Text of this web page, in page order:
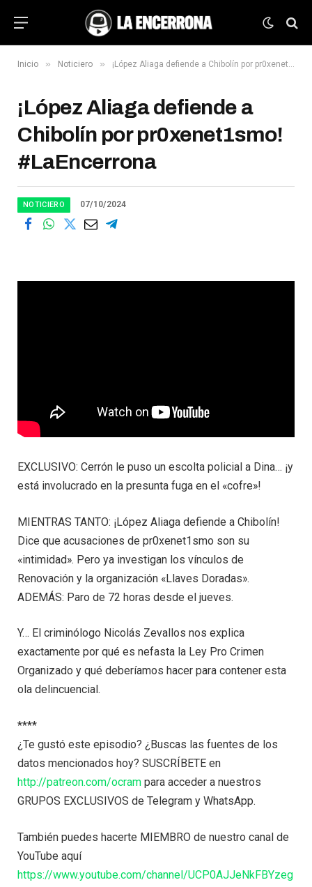
Inicio » Noticiero » ¡López Aliaga defiende a Chibolín por pr0xenet1smo! #LaEncerrona
¡López Aliaga defiende a
Chibolín por pr0xenet1smo!
#LaEncerrona
NOTICIERO 07/10/2024
EXCLUSIVO: Cerrón le puso un escolta policial a Dina… ¡y
está involucrado en la presunta fuga en el «cofre»!
MIENTRAS TANTO: ¡López Aliaga defiende a Chibolín!
Dice que acusaciones de pr0xenet1smo son su
«intimidad». Pero ya investigan los vínculos de
Renovación y la organización «Llaves Doradas».
ADEMÁS: Paro de 72 horas desde el jueves.
Y… El criminólogo Nicolás Zevallos nos explica
exactamente por qué es nefasta la Ley Pro Crimen
Organizado y qué deberíamos hacer para contener esta
ola delincuencial.
****
¿Te gustó este episodio? ¿Buscas las fuentes de los
datos mencionados hoy? SUSCRÍBETE en
http://patreon.com/ocram para acceder a nuestros
GRUPOS EXCLUSIVOS de Telegram y WhatsApp.
También puedes hacerte MIEMBRO de nuestro canal de
YouTube aquí
https://www.youtube.com/channel/UCP0AJJeNkFBYzeg